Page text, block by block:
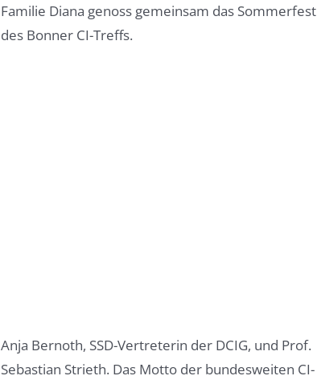
Familie Diana genoss gemeinsam das Sommerfest
des Bonner CI-Treffs.
Anja Bernoth, SSD-Vertreterin der DCIG, und Prof.
Sebastian Strieth. Das Motto der bundesweiten CI-